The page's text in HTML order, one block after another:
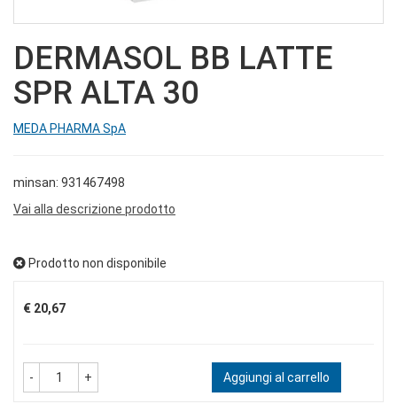
DERMASOL BB LATTE
SPR ALTA 30
MEDA PHARMA SpA
minsan: 931467498
Vai alla descrizione prodotto
Prodotto non disponibile
Prezzo
€ 20,67
- + Aggiungi al carrello